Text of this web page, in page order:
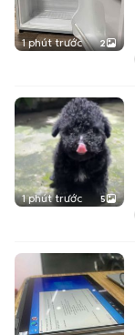
1 phút trước 2
1 phút trước 5